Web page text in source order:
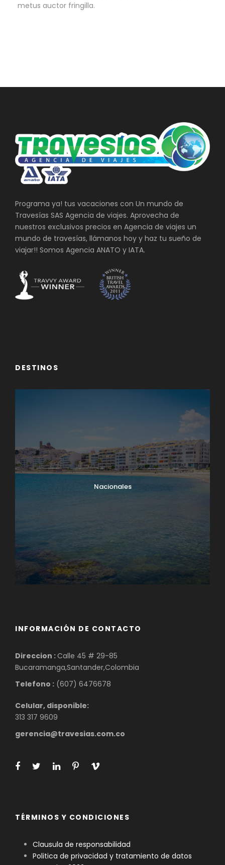
metus auctor fringilla.
Programa ya! tus vacaciones con Un mundo de
Travesías SAS Agencia de viajes. Aprovecha de
nuestros exclusivos precios en Agencia de viajes un
mundo de travesías, llámanos hoy y haz tu sueño de
viajar!! Somos Agencia ANATO y IATA.
DESTINOS
Nacionales
INFORMACIÓN DE CONTACTO
Direccion :Calle 45 # 29-85
Bucaramanga,Santander,Colombia
Telefono : (607) 6476678
Celular, disponible:
313 317 9609
gerencia@travesias.com.co
TÉRMINOS Y CONDICIONES
Clausula de responsabilidad
Politica de privacidad y tratamiento de datos